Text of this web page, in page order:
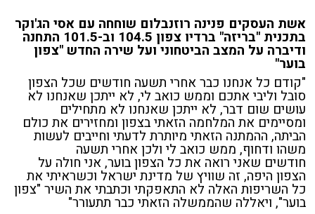
אשת העסקים פנינה רוזנבלום שוחחה עם אסי הג'וקר
בתכנית "בריזה" ברדיו צפון 104.5 וב-101.5 התחנה
ודיברה על המצב הביטחוני ועל שירה החדש "צפון
בוער"
"קודם כל אנחנו כבר אחרי תשעה חודשים שכל הצפון
סובל וליבי אתכם וממש כואב לי, לא ייתכן שאנחנו לא
עושים שום דבר, לא ייתכן שאנחנו לא מתחילים
ומסיימים את המלחמה הזאתי בצפון ומחזירים את כולם
הביתה, ההמתנה הזאתי מיותרת לדעתי וחייבים לעשות
משהו ודחוף, ממש כואב לי ולכן אחרי תשעה
חודשים שאני רואה את כל הצפון בוער, אני חולה על
הצפון היפה, זה שוויץ של מדינת ישראל וכשראיתי את
כל השריפות האלה לא התאפקתי וכתבתי את השיר "צפון
בוער", ויאללה שהממשלה הזאתי כבר תתעורר"